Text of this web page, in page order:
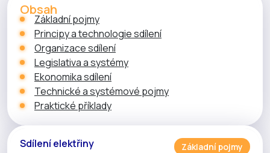
Sdílení elektřiny
Základní pojmy
Obsah
Základní pojmy
Principy a technologie sdílení
Organizace sdílení
Legislativa a systémy
Ekonomika sdílení
Technické a systémové pojmy
Praktické příklady